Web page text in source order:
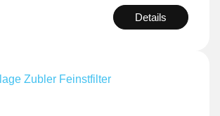
Details